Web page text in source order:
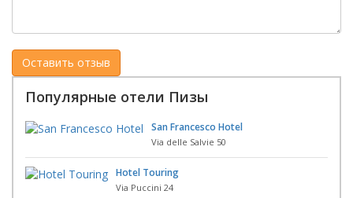
Популярные отели Пизы
San Francesco Hotel
Via delle Salvie 50
Hotel Touring
Via Puccini 24